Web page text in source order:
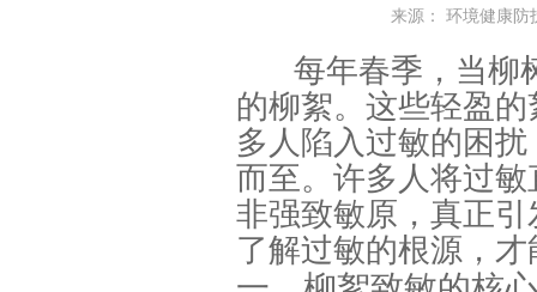
来源： 环境健康防
每年春季，当柳
的柳絮。这些轻盈
多人陷入过敏的困
而至。许多人将过
非强致敏原，真正
了解过敏的根源，